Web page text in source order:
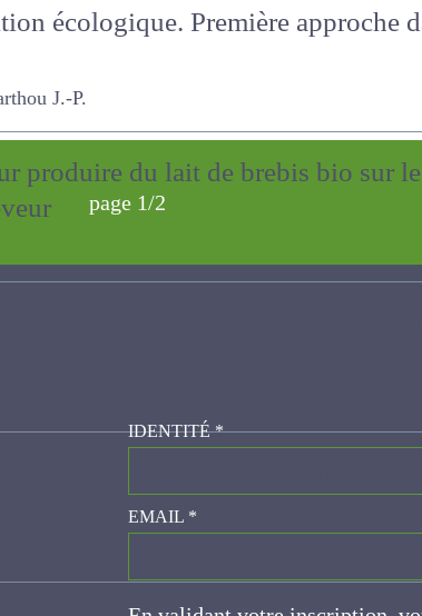
écologique. Première approche
P.
produire du lait de brebis bio sur
potentiel des prairies
Claire, GRANGER Sylvie
page 1/2
IDENTITÉ*
EMAIL*